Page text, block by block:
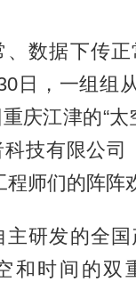
、数据下传
日，一组组
庆江津的“太
技有限公司
师们的阵阵
主研发的全
和时间的双